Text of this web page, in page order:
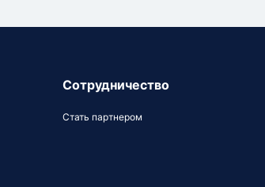
Сотрудничество
Стать партнером